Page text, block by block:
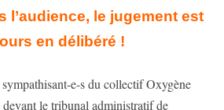
l’audience, le jugement est
en délibéré !
e-s du collectif Oxygène
devant le tribunal administratif de